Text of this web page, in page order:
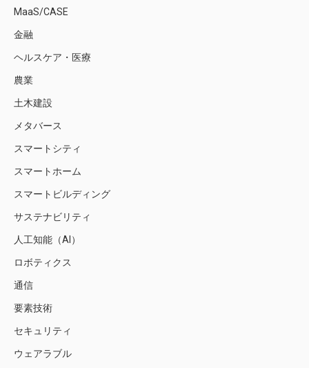
MaaS/CASE
金融
ヘルスケア・医療
農業
土木建設
メタバース
スマートシティ
スマートホーム
スマートビルディング
サステナビリティ
人工知能（AI）
ロボティクス
通信
要素技術
セキュリティ
ウェアラブル